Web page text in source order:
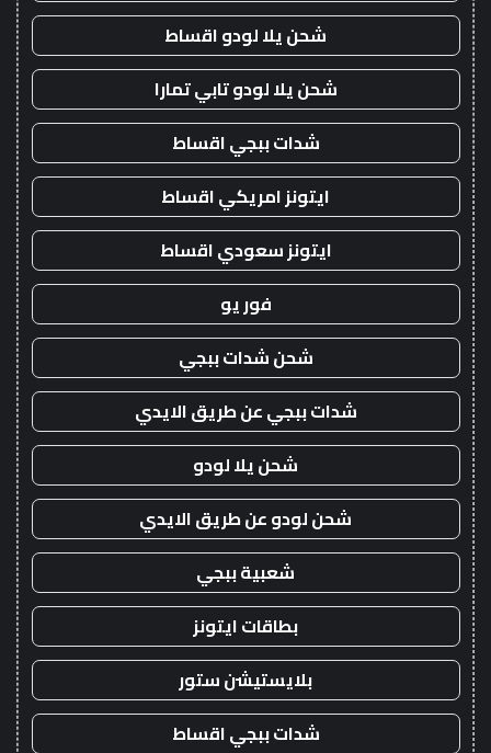
شحن يلا لودو اقساط
شحن يلا لودو تابي تمارا
شدات ببجي اقساط
ايتونز امريكي اقساط
ايتونز سعودي اقساط
فور يو
شحن شدات ببجي
شدات ببجي عن طريق الايدي
شحن يلا لودو
شحن لودو عن طريق الايدي
شعبية ببجي
بطاقات ايتونز
بلايستيشن ستور
شدات ببجي اقساط